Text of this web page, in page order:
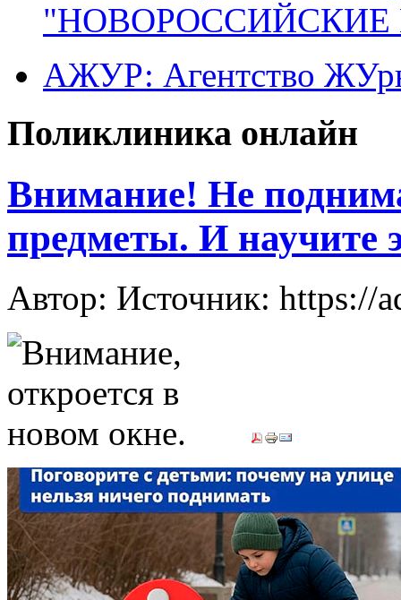
"НОВОРОССИЙСКИЕ
АЖУР: Агентство
Поликлиника онлайн
Внимание! Не
предметы. И научите
Автор: Источник: https://